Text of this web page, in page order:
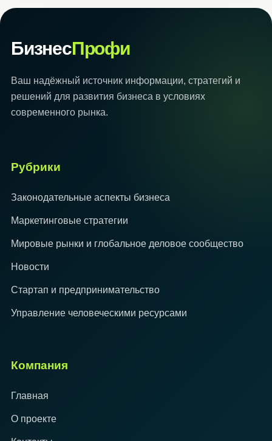
БизнесПрофи
Ваш надёжный источник информации, стратегий и
решений для развития бизнеса в условиях
современного рынка.
Рубрики
Законодательные аспекты бизнеса
Маркетинговые стратегии
Мировые рынки и глобальное деловое сообщество
Новости
Стартап и предпринимательство
Управление человеческими ресурсами
Компания
Главная
О проекте